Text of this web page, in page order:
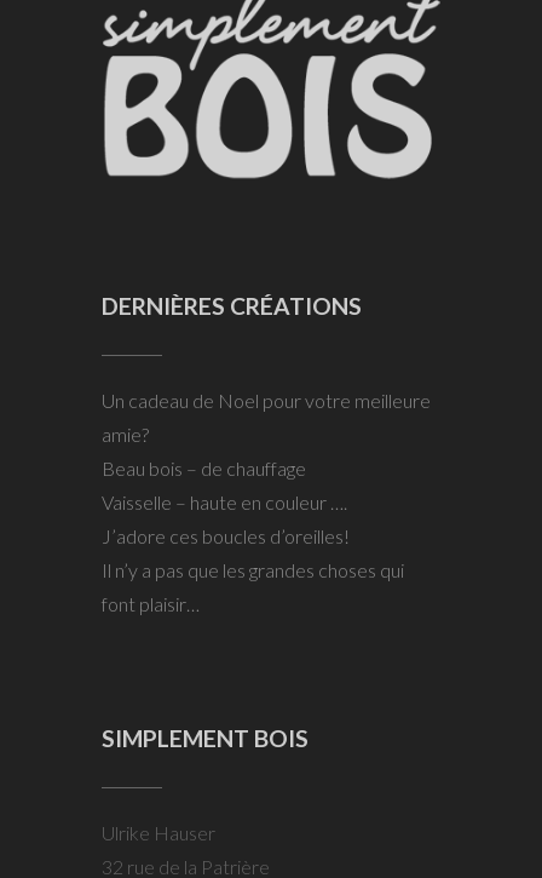
DERNIÈRES CRÉATIONS
Un cadeau de Noel pour votre meilleure
amie?
Beau bois – de chauffage
Vaisselle – haute en couleur ….
J’adore ces boucles d’oreilles!
Il n’y a pas que les grandes choses qui
font plaisir…
SIMPLEMENT BOIS
Ulrike Hauser
32 rue de la Patrière